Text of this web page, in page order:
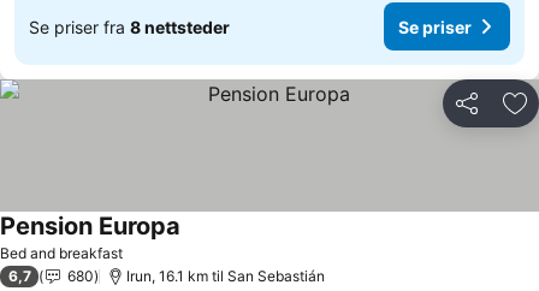
Se priser fra 8 nettsteder Se priser
Del
Bed and breakfast
Pension Europa
6,7 680 Irun, 16.1 km til San Sebastián